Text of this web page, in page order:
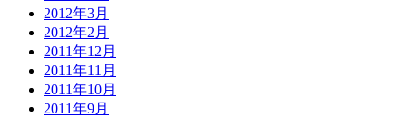
2012年3月
2012年2月
2011年12月
2011年11月
2011年10月
2011年9月